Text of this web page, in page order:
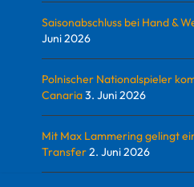
Saisonabschluss bei Hand &
Juni 2026
Polnischer Nationalspieler
Canaria3. Juni 2026
Mit Max Lammering gelingt
Transfer2. Juni 2026